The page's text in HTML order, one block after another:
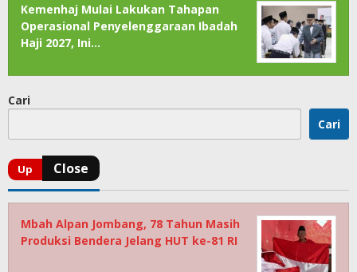
Kemenhaj Mulai Lakukan Tahapan
Operasional Penyelenggaraan Ibadah
Haji 2027, Ini…
Cari
Cari
Mbah Alpan Jombang, 78 Tahun Masih
Produksi Bendera Jelang HUT ke-81 RI